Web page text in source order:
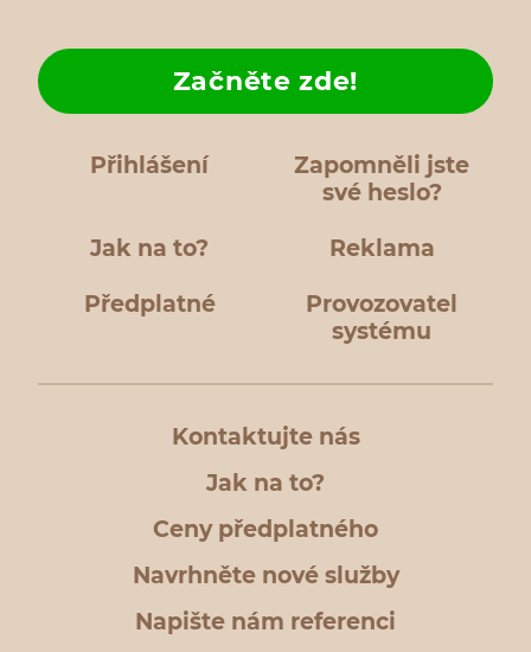
Přihlášení
Zapomněli jste
své heslo?
Jak na to?
Začněte zde!
Reklama
Předplatné
Provozovatel
systému
Kontaktujte nás
Jak na to?
Ceny předplatného
Navrhněte nové služby
Napište nám referenci